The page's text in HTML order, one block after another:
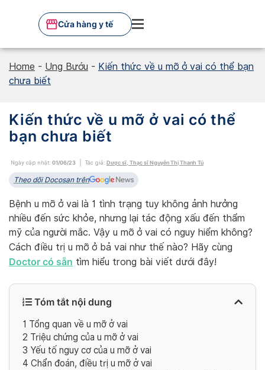
Cửa hàng y tế
Home - Ung Bướu - Kiến thức về u mỡ ở vai có thể bạn
chưa biết
Kiến thức về u mỡ ở vai có thể
bạn chưa biết
Ngày cập nhật: 01/06/23 Tác giả: Dược sĩ, Thạc sĩ Nguyễn Thị Thanh Tú
Theo dõi Docosan trên
Bệnh u mỡ ở vai là 1 tình trạng tuy không ảnh hưởng
nhiều đến sức khỏe, nhưng lại tác động xấu đến thẩm
mỹ của người mắc. Vậy u mỡ ở vai có nguy hiểm không?
Cách điều trị u mỡ ở bả vai như thế nào? Hãy cùng
Doctor có sẵn tìm hiểu trong bài viết dưới đây!
Tóm tắt nội dung
1 Tổng quan về u mỡ ở vai
2 Triệu chứng của u mỡ ở vai
3 Yếu tố nguy cơ của u mỡ ở vai
4 Chẩn đoán, điều trị u mỡ ở vai